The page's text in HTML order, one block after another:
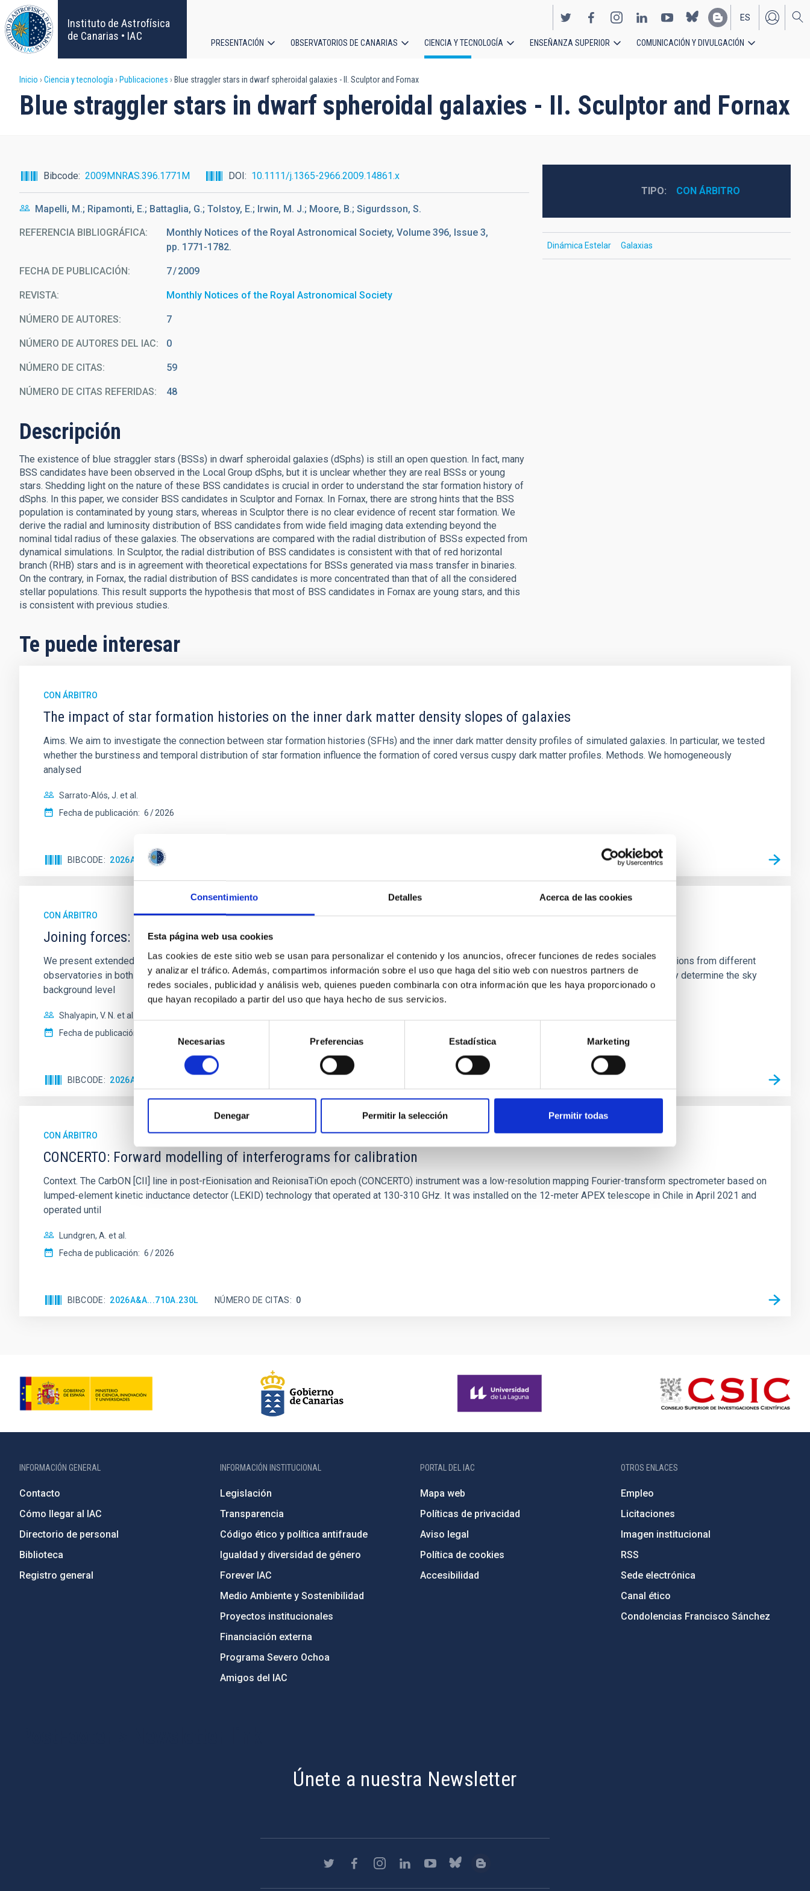
Consentimiento Detalles Acerca de las cookies
Esta página web usa cookies
Las cookies de este sitio web se usan para personalizar el contenido y los anuncios, ofrecer funciones de redes sociales
y analizar el tráfico. Además, compartimos información sobre el uso que haga del sitio web con nuestros partners de
redes sociales, publicidad y análisis web, quienes pueden combinarla con otra información que les haya proporcionado o
que hayan recopilado a partir del uso que haya hecho de sus servicios.
consentimiento
Necesarias Preferencias Estadística Marketing
Denegar Permitir la selección Permitir todas
Pasar
al
contenido
principal
Instituto de Astrofísica
de Canarias • IAC
EN
ES
principal
PRESENTACIÓN OBSERVATORIOS DE CANARIAS CIENCIA Y TECNOLOGÍA ENSEÑANZA SUPERIOR COMUNICACIÓN Y DIVULGACIÓN
Sobrescribir
enlaces
ayuda
a
la
Inicio Ciencia y tecnología Publicaciones Blue straggler stars in dwarf spheroidal galaxies - II. Sculptor and Fornax
Blue straggler stars in dwarf spheroidal galaxies - II. Sculptor and Fornax
Bibcode 2009MNRAS.396.1771M DOI 10.1111/j.1365-2966.2009.14861.x
Mapelli, M.; Ripamonti, E.; Battaglia, G.; Tolstoy, E.; Irwin, M. J.; Moore, B.; Sigurdsson, S.
REFERENCIA BIBLIOGRÁFICA
Monthly Notices of the Royal Astronomical Society, Volume 396, Issue 3,
pp. 1771-1782.
FECHA DE PUBLICACIÓN: 7 2009
REVISTA Monthly Notices of the Royal Astronomical Society
NÚMERO DE AUTORES 7
NÚMERO DE AUTORES DEL IAC 0
NÚMERO DE CITAS 59
NÚMERO DE CITAS REFERIDAS 48
Descripción
The existence of blue straggler stars (BSSs) in dwarf spheroidal galaxies (dSphs) is still an open question. In fact, many
BSS candidates have been observed in the Local Group dSphs, but it is unclear whether they are real BSSs or young
stars. Shedding light on the nature of these BSS candidates is crucial in order to understand the star formation history of
dSphs. In this paper, we consider BSS candidates in Sculptor and Fornax. In Fornax, there are strong hints that the BSS
population is contaminated by young stars, whereas in Sculptor there is no clear evidence of recent star formation. We
derive the radial and luminosity distribution of BSS candidates from wide field imaging data extending beyond the
nominal tidal radius of these galaxies. The observations are compared with the radial distribution of BSSs expected from
dynamical simulations. In Sculptor, the radial distribution of BSS candidates is consistent with that of red horizontal
branch (RHB) stars and is in agreement with theoretical expectations for BSSs generated via mass transfer in binaries.
On the contrary, in Fornax, the radial distribution of BSS candidates is more concentrated than that of all the considered
stellar populations. This result supports the hypothesis that most of BSS candidates in Fornax are young stars, and this
is consistent with previous studies.
TIPO CON ÁRBITRO
Dinámica Estelar Galaxias
Te puede interesar
CON ÁRBITRO
The impact of star formation histories on the inner dark matter density slopes of galaxies
Aims. We aim to investigate the connection between star formation histories (SFHs) and the inner dark matter density profiles of simulated galaxies. In particular, we tested
whether the burstiness and temporal distribution of star formation influence the formation of cored versus cuspy dark matter profiles. Methods. We homogeneously
analysed
Sarrato-Alós, J. et al.
Fecha de publicación: 6 2026
BIBCODE 2026A&A...710A..95S
CON ÁRBITRO
Joining forces: 30 years of optical monitoring of the Einstein Cross
We present extended optical monitoring of the quadruply-imaged gravitationally lensed quasar QSO 2237+0305, the Einstein Cross, including observations from different
observatories in both hemispheres and using a new photometric technique. This technique uses a region far enough from the lens system to accurately determine the sky
background level
Shalyapin, V. N. et al.
Fecha de publicación:
BIBCODE 2026A&A...710A..70S
CON ÁRBITRO
CONCERTO: Forward modelling of interferograms for calibration
Context. The CarbON [CII] line in post-rEionisation and ReionisaTiOn epoch (CONCERTO) instrument was a low-resolution mapping Fourier-transform spectrometer based on
lumped-element kinetic inductance detector (LEKID) technology that operated at 130-310 GHz. It was installed on the 12-meter APEX telescope in Chile in April 2021 and
operated until
Lundgren, A. et al.
Fecha de publicación: 6 2026
BIBCODE 2026A&A...710A.230L NÚMERO DE CITAS 0
INFORMACIÓN GENERAL
Contacto
Cómo llegar al IAC
Directorio de personal
Biblioteca
Registro general
INFORMACIÓN INSTITUCIONAL
Legislación
Transparencia
Código ético y política antifraude
Igualdad y diversidad de género
Forever IAC
Medio Ambiente y Sostenibilidad
Proyectos institucionales
Financiación externa
Programa Severo Ochoa
Amigos del IAC
PORTAL DEL IAC
Mapa web
Políticas de privacidad
Aviso legal
Política de cookies
Accesibilidad
OTROS ENLACES
Empleo
Licitaciones
Imagen institucional
RSS
Sede electrónica
Canal ético
Condolencias Francisco Sánchez
Únete a nuestra Newsletter